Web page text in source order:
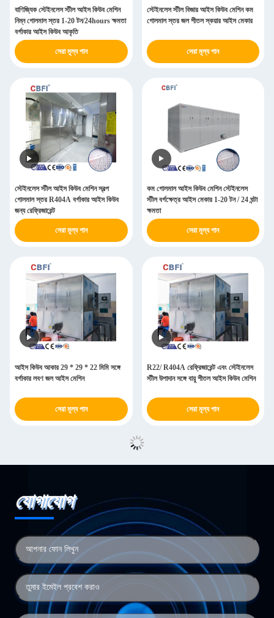
বাণিজ্যিক স্টেইনলেস স্টীল আইস কিউব মেশিন
নিম্ন গোলমাল স্তর 1-20 টন/24hours ক্ষমতা
বর্গাকার আইস কিউব আকৃতি
সেরা মূল্য পান
স্টেইনলেস স্টীল বিজার আইস কিউব মেশিন কম
গোলমাল স্তর জল শীতল স্কয়ার আইস মেকার
সেরা মূল্য পান
স্টেইনলেস স্টীল আইস কিউব মেশিন স্বল্প
গোলমাল স্তর R404A বর্গাকার আইস কিউব
জন্য রেফ্রিজারেন্ট
সেরা মূল্য পান
কম গোলমাল আইস কিউব মেশিন স্টেইনলেস
স্টীল বর্গক্ষেত্র আইস মেকার 1-20 টন / 24 ঘন্টা
ক্ষমতা
সেরা মূল্য পান
আইস কিউব আকার 29 * 29 * 22 মিমি সঙ্গে
বর্গাকার লবণ জল আইস মেশিন
সেরা মূল্য পান
R22/ R404A রেফ্রিজারেন্ট এবং স্টেইনলেস
স্টীল উপাদান সঙ্গে বায়ু শীতল আইস কিউব মেশিন
সেরা মূল্য পান
যোগাযোগ